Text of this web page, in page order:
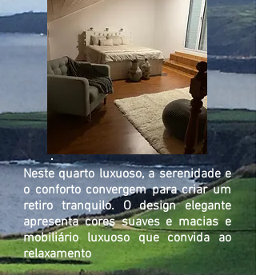
Neste quarto luxuoso, a serenidade e
o conforto convergem para criar um
retiro tranquilo. O design elegante
apresenta cores suaves e macias e
mobiliário luxuoso que convida ao
relaxamento